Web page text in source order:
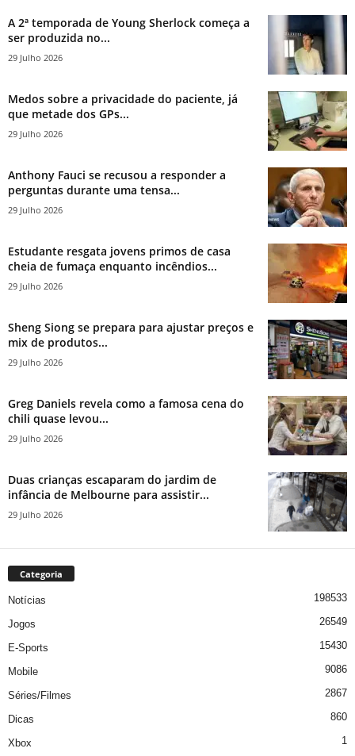
A 2ª temporada de Young Sherlock começa a
ser produzida no...
29 Julho 2026
Medos sobre a privacidade do paciente, já
que metade dos GPs...
29 Julho 2026
Anthony Fauci se recusou a responder a
perguntas durante uma tensa...
29 Julho 2026
Estudante resgata jovens primos de casa
cheia de fumaça enquanto incêndios...
29 Julho 2026
Sheng Siong se prepara para ajustar preços e
mix de produtos...
29 Julho 2026
Greg Daniels revela como a famosa cena do
chili quase levou...
29 Julho 2026
Duas crianças escaparam do jardim de
infância de Melbourne para assistir...
29 Julho 2026
Categoria
Notícias 198533
Jogos 26549
E-Sports 15430
Mobile 9086
Séries/Filmes 2867
Dicas 860
Xbox 1